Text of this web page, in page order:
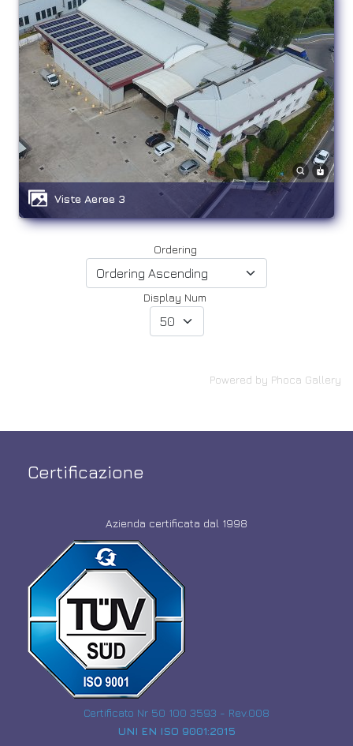
Viste Aeree 3
Ordering
Display Num
Powered by Phoca Gallery
Certificazione
Azienda certificata dal 1998
Certificato Nr 50 100 3593 - Rev.008
UNI EN ISO 9001:2015